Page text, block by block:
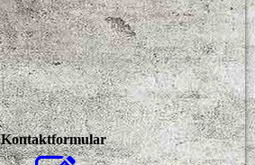
Kontaktformular